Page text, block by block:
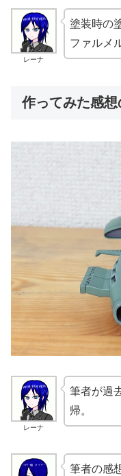
レーナ
塗装時の
ファルメ
作ってみた感
レーナ
筆者が過
帰。
筆者の感